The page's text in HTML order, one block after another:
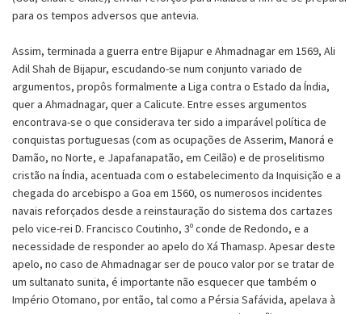
para os tempos adversos que antevia.
Assim, terminada a guerra entre Bijapur e Ahmadnagar em 1569, Ali
Adil Shah de Bijapur, escudando-se num conjunto variado de
argumentos, propôs formalmente a Liga contra o Estado da Índia,
quer a Ahmadnagar, quer a Calicute. Entre esses argumentos
encontrava-se o que considerava ter sido a imparável política de
conquistas portuguesas (com as ocupações de Asserim, Manorá e
Damão, no Norte, e Japafanapatão, em Ceilão) e de proselitismo
cristão na Índia, acentuada com o estabelecimento da Inquisição e a
chegada do arcebispo a Goa em 1560, os numerosos incidentes
navais reforçados desde a reinstauração do sistema dos cartazes
pelo vice-rei D. Francisco Coutinho, 3º conde de Redondo, e a
necessidade de responder ao apelo do Xá Thamasp. Apesar deste
apelo, no caso de Ahmadnagar ser de pouco valor por se tratar de
um sultanato sunita, é importante não esquecer que também o
Império Otomano, por então, tal como a Pérsia Safávida, apelava à